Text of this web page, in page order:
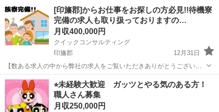
[印旛郡]からお仕事をお探しの方必見!!待機寮
完備の求人も取り扱っておりますの…
月収400,000円
クイックコンサルティング
印旛郡
12月31日
【数ある求人の中から弊社の求人をご覧いただきありがとうございま
す!!】 全国に様々な求人を取り扱っておりご希望条件やご状況に応じ
てマッチしそうな求人をご案内いたします!! 応募前に相談だけしてみ
たい方やどんな求人があるか...
千葉 印旛郡 その他 交代勤務
⭐︎未経験大歓迎 ガッツとやる気のある方！
職人さん募集
月収250,000円